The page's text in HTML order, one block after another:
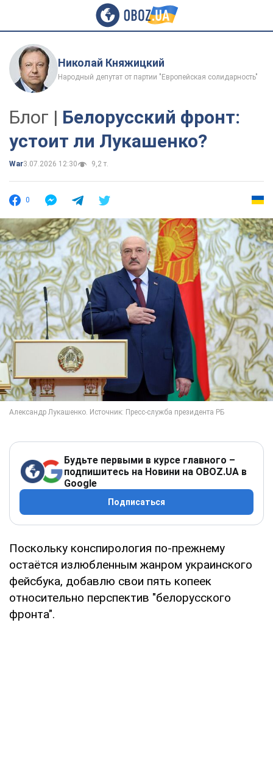
Николай Княжицкий
Народный депутат от партии "Европейская солидарность"
Блог | Белорусский фронт:
устоит ли Лукашенко?
War3.07.2026 12:30 9,2 т.
0
Будьте первыми в курсе главного –
подпишитесь на Новини на OBOZ.UA в
Google
Подписаться
Поскольку конспирология по-прежнему
остаётся излюбленным жанром украинского
фейсбука, добавлю свои пять копеек
относительно перспектив "белорусского
фронта".